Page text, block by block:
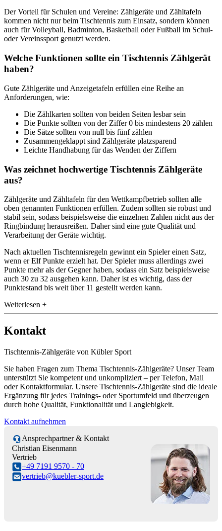
Der Vorteil für Schulen und Vereine: Zählgeräte und Zähltafeln
kommen nicht nur beim Tischtennis zum Einsatz, sondern können
auch für Volleyball, Badminton, Basketball oder Fußball im Schul-
oder Vereinssport genutzt werden.
Welche Funktionen sollte ein Tischtennis Zählgerät
haben?
Gute Zählgeräte und Anzeigetafeln erfüllen eine Reihe an
Anforderungen, wie:
Die Zählkarten sollten von beiden Seiten lesbar sein
Die Punkte sollten von der Ziffer 0 bis mindestens 20 zählen
Die Sätze sollten von null bis fünf zählen
Zusammengeklappt sind Zählgeräte platzsparend
Leichte Handhabung für das Wenden der Ziffern
Was zeichnet hochwertige Tischtennis Zählgeräte
aus?
Zählgeräte und Zähltafeln für den Wettkampfbetrieb sollten alle
oben genannten Funktionen erfüllen. Zudem sollten sie robust und
stabil sein, sodass beispielsweise die einzelnen Zahlen nicht aus der
Ringbindung herausreißen. Daher sind eine gute Qualität und
Verarbeitung der Geräte wichtig.
Nach aktuellen Tischtennisregeln gewinnt ein Spieler einen Satz,
wenn er Elf Punkte erzielt hat. Der Spieler muss allerdings zwei
Punkte mehr als der Gegner haben, sodass ein Satz beispielsweise
auch 30 zu 32 ausgehen kann. Daher ist es wichtig, dass der
Punktestand bis weit über 11 gestellt werden kann.
Weiterlesen +
Kontakt
Tischtennis-Zählgeräte von Kübler Sport
Sie haben Fragen zum Thema Tischtennis-Zählgeräte? Unser Team
unterstützt Sie kompetent und unkompliziert – per Telefon, Mail
oder Kontaktformular. Unsere Tischtennis-Zählgeräte sind die ideale
Ergänzung für jedes Trainings- oder Sportumfeld und überzeugen
durch hohe Qualität, Funktionalität und Langlebigkeit.
Kontakt aufnehmen
Ansprechpartner & Kontakt
Christian Eisenmann
Vertrieb
+49 7191 9570 - 70
vertrieb@kuebler-sport.de